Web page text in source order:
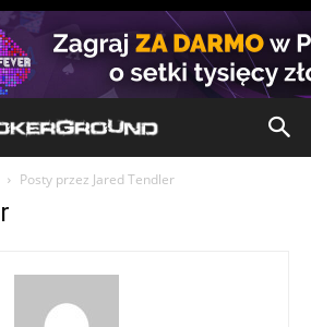
Posty przez Jared Tendler